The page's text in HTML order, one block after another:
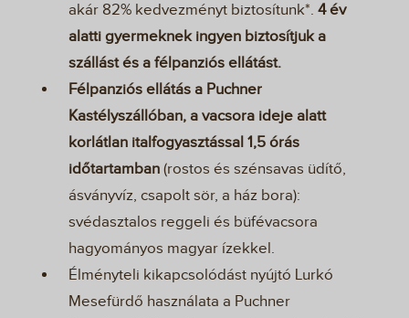
akár 82% kedvezményt biztosítunk*. 4 év
alatti gyermeknek ingyen biztosítjuk a
szállást és a félpanziós ellátást.
Félpanziós ellátás a Puchner
Kastélyszállóban, a vacsora ideje alatt
korlátlan italfogyasztással 1,5 órás
időtartamban (rostos és szénsavas üdítő,
ásványvíz, csapolt sör, a ház bora):
svédasztalos reggeli és büfévacsora
hagyományos magyar ízekkel.
Élményteli kikapcsolódást nyújtó Lurkó
Mesefürdő használata a Puchner